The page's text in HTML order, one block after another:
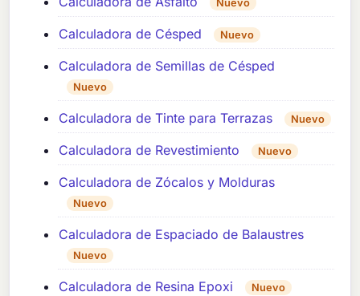
Nuevo
Calculadora de Césped Nuevo
Calculadora de Semillas de Césped
Nuevo
Calculadora de Tinte para Terrazas Nuevo
Calculadora de Revestimiento Nuevo
Calculadora de Zócalos y Molduras
Nuevo
Calculadora de Espaciado de Balaustres
Nuevo
Calculadora de Resina Epoxi Nuevo